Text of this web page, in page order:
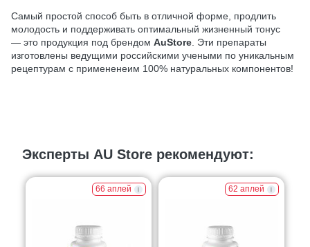
Самый простой способ быть в отличной форме, продлить
молодость и поддерживать оптимальный жизненный тонус
— это продукция под брендом AuStore . Эти препараты
изготовлены ведущими российскими учеными по уникальным
рецептурам с примененеим 100% натуральных компонентов!
Эксперты AU Store рекомендуют:
66 аплей 62 аплей